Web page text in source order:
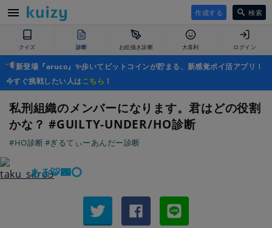
作成する 検索
クイズ 診断 お絵描き診断 大喜利 ログイン
新登場『aruco』✨歩いてビットコインが貯まる、新感覚ポイ活アプリ！
今すぐ挑戦したい人はこちら ！
私刑組織のメンバーになります。君はどの役割
かな？ #GUILTY-UNDER/HO診断
#HO診断#ぎるてぃーあんだー診断
ある🐯🌃⭕